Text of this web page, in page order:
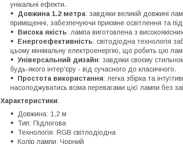
унікальні ефекти.
Довжина 1.2 метра: завдяки великій довжині
приміщенні, забезпечуючи приємне освітлення та
Висока якість: лампа виготовлена з
Енергоефективність: світодіодна технологія
цьому мінімальну електроенергію, що робить цю
Універсальний дизайн: завдяки своєму
будь-якого інтер'єру - від сучасного до класичного.
Простота використання: легка збірка та
насолоджуватись всіма перевагами цієї лампи без
Характеристики:
Довжина: 1,2 м
Тип: Підлогова
Технологія: RGB світлодіодна
Колір лампи: Чорний